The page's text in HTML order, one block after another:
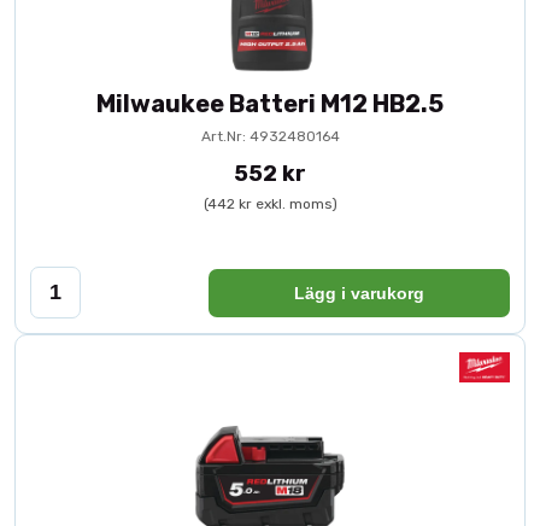
Milwaukee Batteri M12 HB2.5
Art.Nr: 4932480164
552 kr
(442 kr exkl. moms)
Lägg i varukorg